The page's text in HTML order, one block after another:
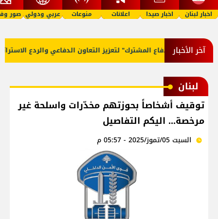
اخبار لبنان اخبار صيدا اعلانات منوعات عربي ودولي صور
آخر الأخبار
مكة للدفاع المشترك" لتعزيز التعاون الدفاعي والردع
لبنان
توقيف أشخاصاً بحوزتهم مخدّرات واسلحة غير
مرخصة... اليكم التفاصيل
السبت 05/تموز/2025 - 05:57 م